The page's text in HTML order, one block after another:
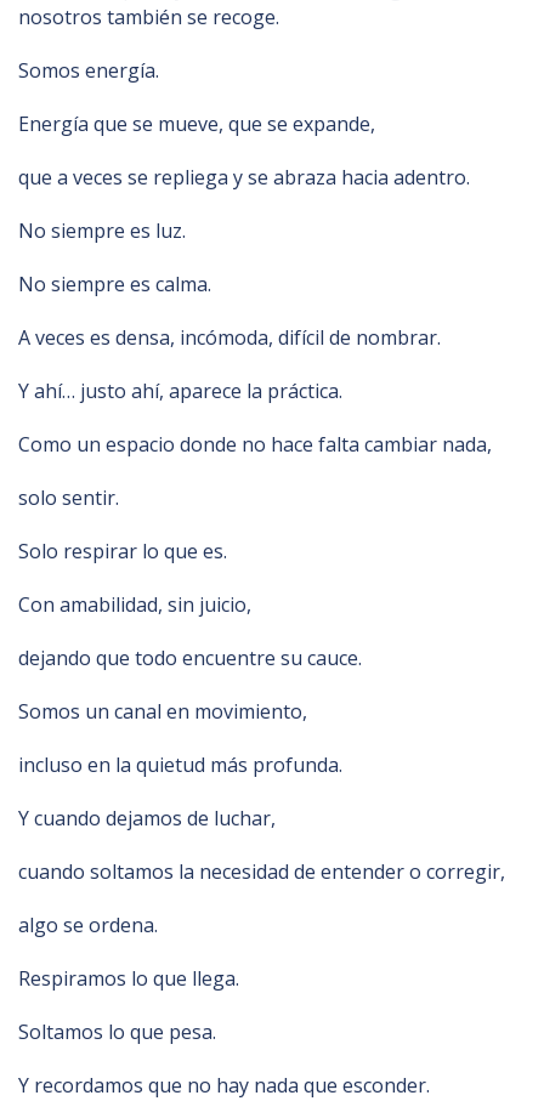
nosotros también se recoge.
Somos energía.
Energía que se mueve, que se expande,
que a veces se repliega y se abraza hacia adentro.
No siempre es luz.
No siempre es calma.
A veces es densa, incómoda, difícil de nombrar.
Y ahí… justo ahí, aparece la práctica.
Como un espacio donde no hace falta cambiar nada,
solo sentir.
Solo respirar lo que es.
Con amabilidad, sin juicio,
dejando que todo encuentre su cauce.
Somos un canal en movimiento,
incluso en la quietud más profunda.
Y cuando dejamos de luchar,
cuando soltamos la necesidad de entender o corregir,
algo se ordena.
Respiramos lo que llega.
Soltamos lo que pesa.
Y recordamos que no hay nada que esconder.